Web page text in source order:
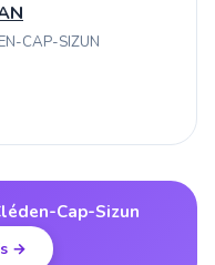
CAP-SIZUN
Cap-Sizun
→